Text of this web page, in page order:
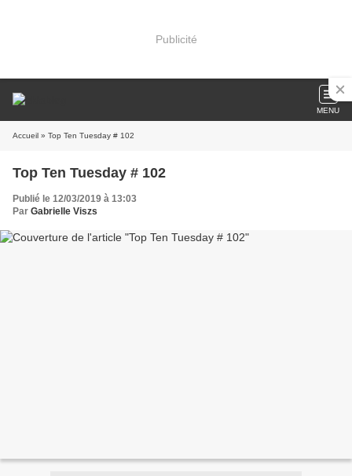
Publicité
MENU
Accueil » Top Ten Tuesday # 102
Top Ten Tuesday # 102
Publié le 12/03/2019 à 13:03
Par Gabrielle Viszs